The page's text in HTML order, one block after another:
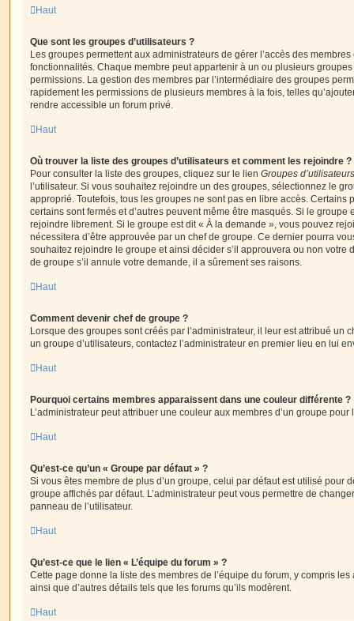
Haut
Que sont les groupes d’utilisateurs ?
Les groupes permettent aux administrateurs de gérer l’accès des
fonctionnalités. Chaque membre peut appartenir à un ou plusieurs
permissions. La gestion des membres par l’intermédiaire des groupes
rapidement les permissions de plusieurs membres à la fois, telles
rendre accessible un forum privé.
Haut
Où trouver la liste des groupes d’utilisateurs et comment les rejoindre ?
Pour consulter la liste des groupes, cliquez sur le lien Groupes d’utilisateurs
l’utilisateur. Si vous souhaitez rejoindre un des groupes, sélectionnez le
approprié. Toutefois, tous les groupes ne sont pas en libre accès. Certains
certains sont fermés et d’autres peuvent même être masqués. Si le groupe
rejoindre librement. Si le groupe est dit « À la demande », vous pouvez
nécessitera d’être approuvée par un chef de groupe. Ce dernier pourra
souhaitez rejoindre le groupe et ainsi décider s’il approuvera ou non votre
de groupe s’il annule votre demande, il a sûrement ses raisons.
Haut
Comment devenir chef de groupe ?
Lorsque des groupes sont créés par l’administrateur, il leur est attribué un
un groupe d’utilisateurs, contactez l’administrateur en premier lieu en lui
Haut
Pourquoi certains membres apparaissent dans une couleur différente ?
L’administrateur peut attribuer une couleur aux membres d’un groupe
Haut
Qu’est-ce qu’un « Groupe par défaut » ?
Si vous êtes membre de plus d’un groupe, celui par défaut est utilisé pour
groupe affichés par défaut. L’administrateur peut vous permettre de
panneau de l’utilisateur.
Haut
Qu’est-ce que le lien « L’équipe du forum » ?
Cette page donne la liste des membres de l’équipe du forum, y compris
ainsi que d’autres détails tels que les forums qu’ils modèrent.
Haut